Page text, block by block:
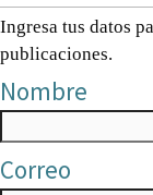
Ingresa tus datos
publicaciones.
Nombre
Correo